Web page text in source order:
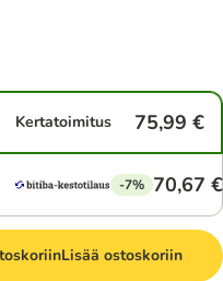
Kertatoimitus 75,99 €
-7% 70,67 €
Lisää ostoskoriin